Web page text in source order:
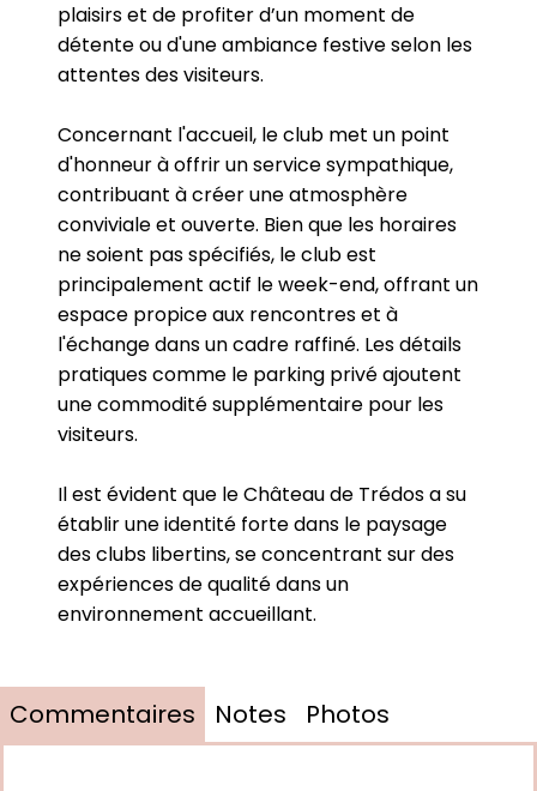
plaisirs et de profiter d’un moment de
détente ou d'une ambiance festive selon les
attentes des visiteurs.
Concernant l'accueil, le club met un point
d'honneur à offrir un service sympathique,
contribuant à créer une atmosphère
conviviale et ouverte. Bien que les horaires
ne soient pas spécifiés, le club est
principalement actif le week-end, offrant un
espace propice aux rencontres et à
l'échange dans un cadre raffiné. Les détails
pratiques comme le parking privé ajoutent
une commodité supplémentaire pour les
visiteurs.
Il est évident que le Château de Trédos a su
établir une identité forte dans le paysage
des clubs libertins, se concentrant sur des
expériences de qualité dans un
environnement accueillant.
Commentaires Notes Photos